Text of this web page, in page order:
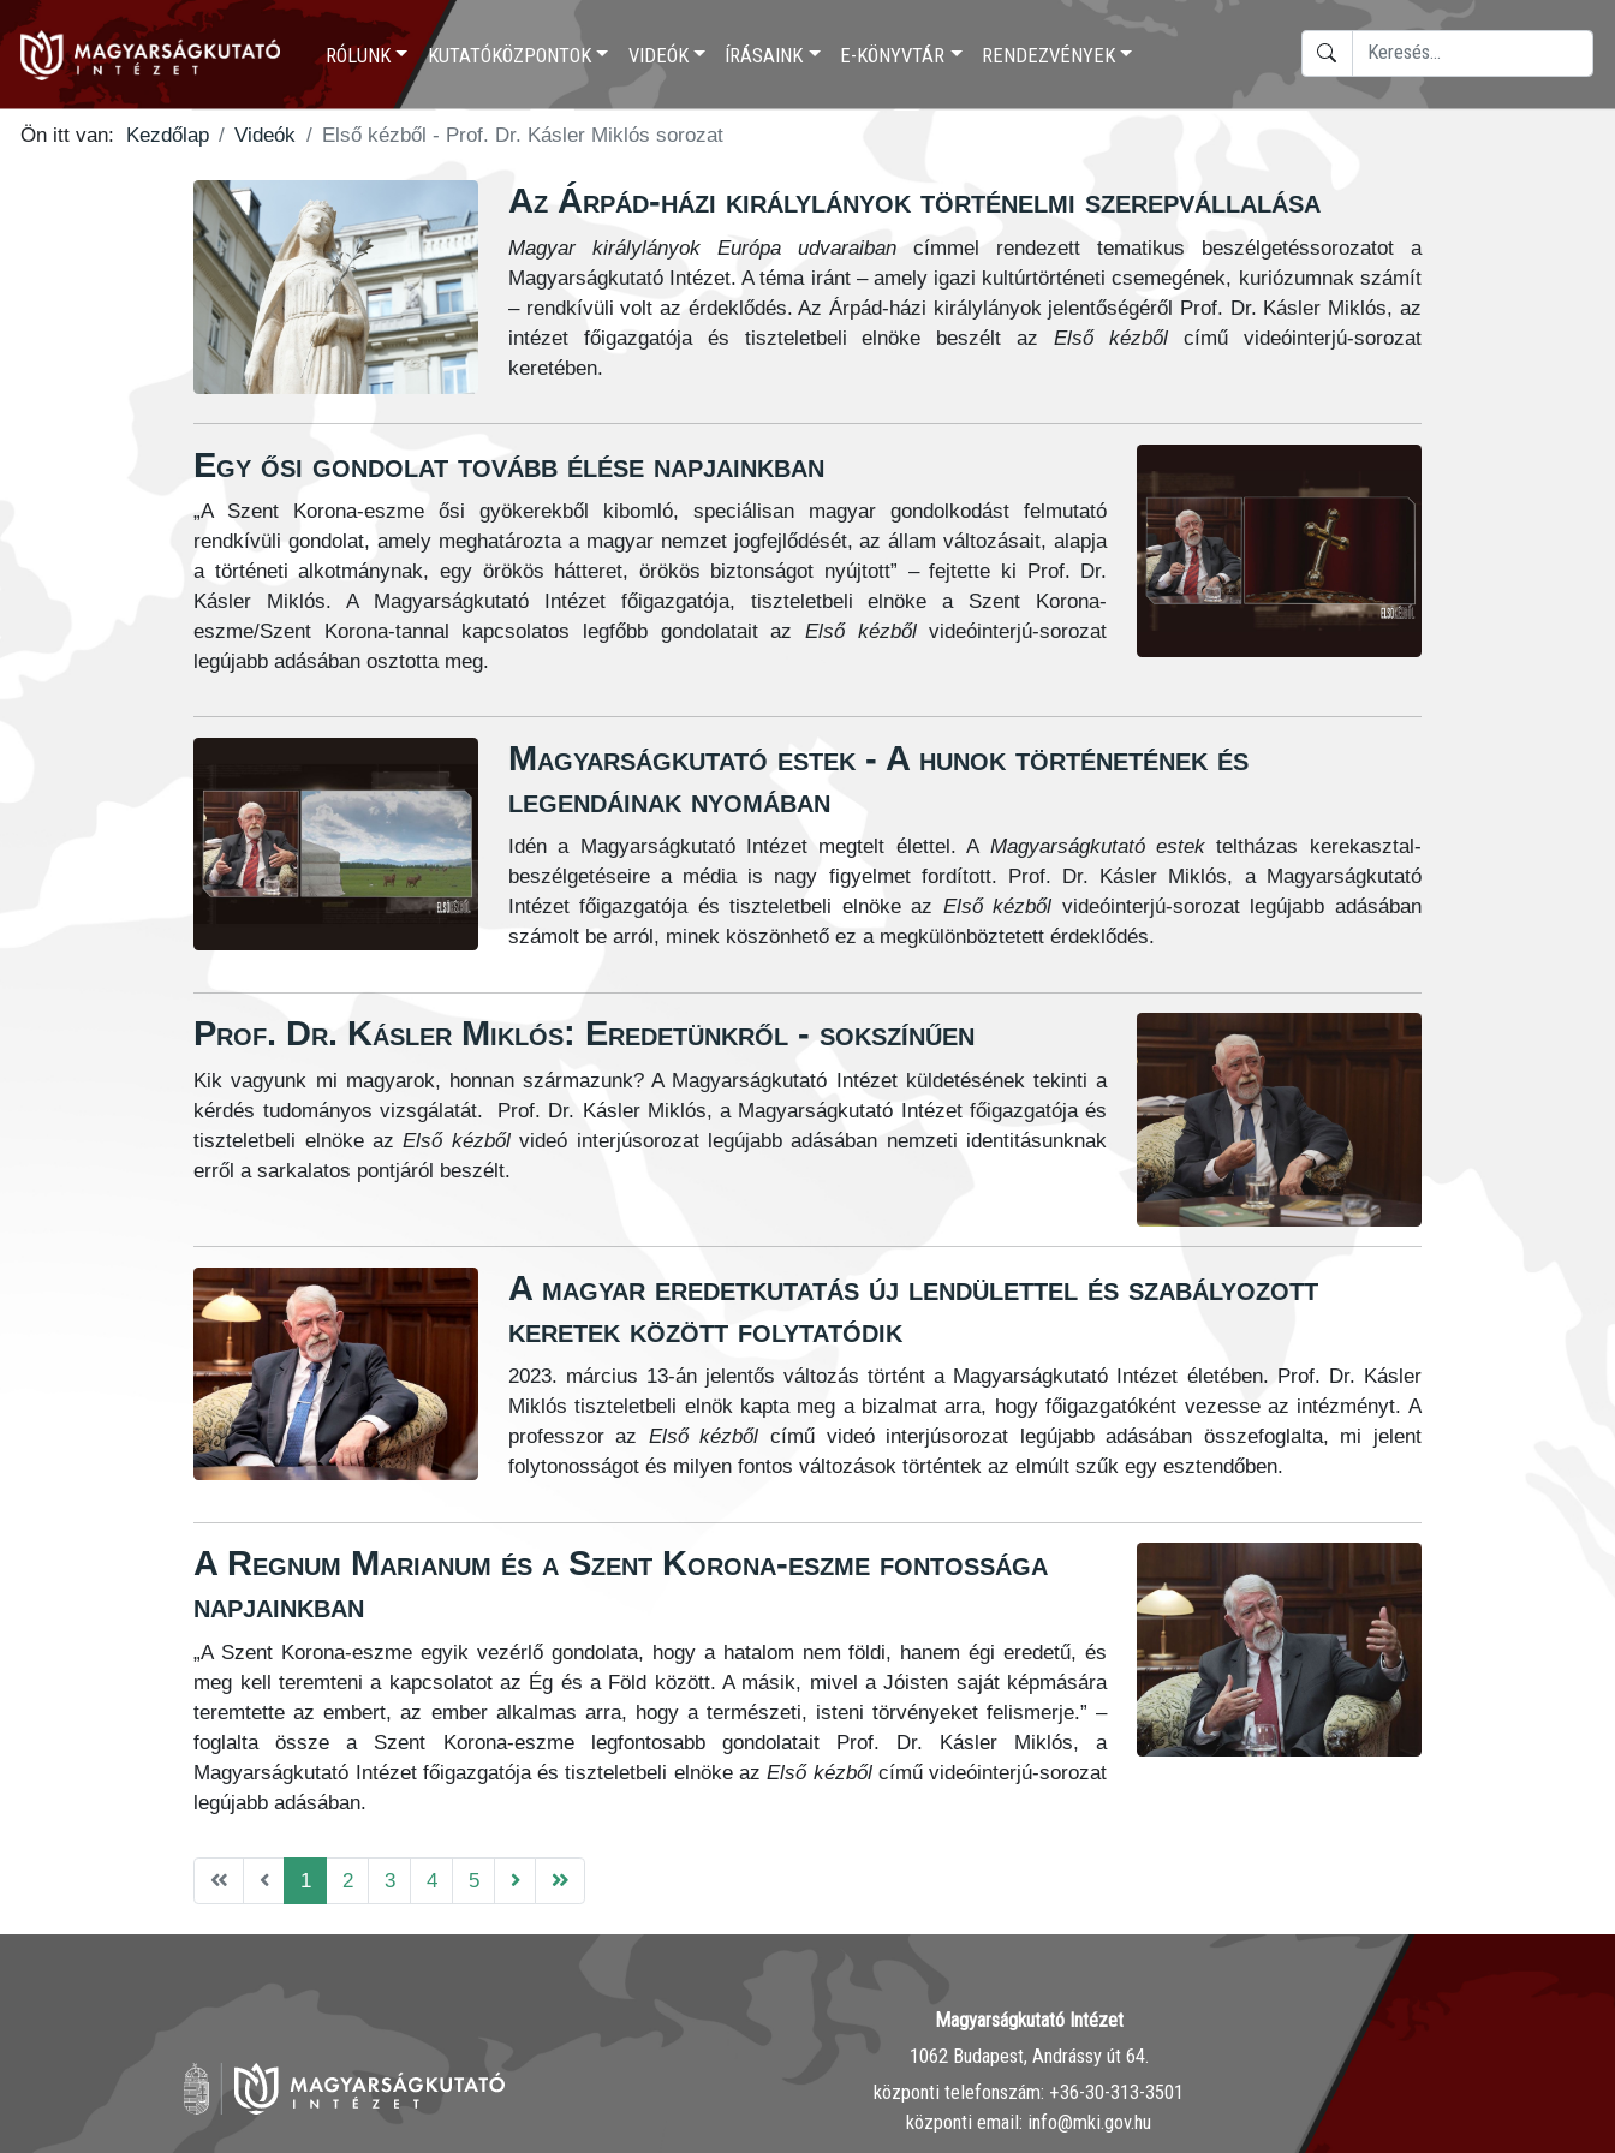
RÓLUNK KUTATÓKÖZPONTOK VIDEÓK ÍRÁSAINK E-KÖNYVTÁR RENDEZVÉNYEK KERESÉS
Ön itt van:
Kezdőlap Videók Első kézből - Prof. Dr. Kásler Miklós sorozat
Az Árpád-házi királylányok történelmi szerepvállalása
Magyar királylányok Európa udvaraibancímmel rendezett tematikus beszélgetéssorozatot a
Magyarságkutató Intézet. A téma iránt – amely igazi kultúrtörténeti csemegének, kuriózumnak számít
– rendkívüli volt az érdeklődés. Az Árpád-házi királylányok jelentőségéről Prof. Dr. Kásler Miklós, az
intézet főigazgatója és tiszteletbeli elnöke beszélt azElső kézből című videóinterjú-sorozat
keretében.
Egy ősi gondolat tovább élése napjainkban
„A Szent Korona-eszme ősi gyökerekből kibomló, speciálisan magyar gondolkodást felmutató
rendkívüli gondolat, amely meghatározta a magyar nemzet jogfejlődését, az állam változásait, alapja
a történeti alkotmánynak, egy örökös hátteret, örökös biztonságot nyújtott” – fejtette ki Prof. Dr.
Kásler Miklós. A Magyarságkutató Intézet főigazgatója, tiszteletbeli elnöke a Szent Korona-
eszme/Szent Korona-tannal kapcsolatos legfőbb gondolatait az Első kézbőlvideóinterjú-sorozat
legújabb adásában osztotta meg.
Magyarságkutató estek - A hunok történetének és
legendáinak nyomában
Idén a Magyarságkutató Intézet megtelt élettel. A Magyarságkutató estekteltházas kerekasztal-
beszélgetéseire a média is nagy figyelmet fordított. Prof. Dr. Kásler Miklós, a Magyarságkutató
Intézet főigazgatója és tiszteletbeli elnöke az Első kézből videóinterjú-sorozat legújabb adásában
számolt be arról, minek köszönhető ez a megkülönböztetett érdeklődés.
Prof. Dr. Kásler Miklós: Eredetünkről - sokszínűen
Kik vagyunk mi magyarok, honnan származunk? A Magyarságkutató Intézet küldetésének tekinti a
kérdés tudományos vizsgálatát. Prof. Dr. Kásler Miklós, a Magyarságkutató Intézet főigazgatója és
tiszteletbeli elnöke azElső kézbőlvideó interjúsorozat legújabb adásában nemzeti identitásunknak
erről a sarkalatos pontjáról beszélt.
A magyar eredetkutatás új lendülettel és szabályozott
keretek között folytatódik
2023. március 13-án jelentős változás történt a Magyarságkutató Intézet életében. Prof. Dr. Kásler
Miklós tiszteletbeli elnök kapta meg a bizalmat arra, hogy főigazgatóként vezesse az intézményt. A
professzor az Első kézből című videó interjúsorozat legújabb adásában összefoglalta, mi jelent
folytonosságot és milyen fontos változások történtek az elmúlt szűk egy esztendőben.
A Regnum Marianum és a Szent Korona-eszme fontossága
napjainkban
„A Szent Korona-eszme egyik vezérlő gondolata, hogy a hatalom nem földi, hanem égi eredetű, és
meg kell teremteni a kapcsolatot az Ég és a Föld között. A másik, mivel a Jóisten saját képmására
teremtette az embert, az ember alkalmas arra, hogy a természeti, isteni törvényeket felismerje.” –
foglalta össze a Szent Korona-eszme legfontosabb gondolatait Prof. Dr. Kásler Miklós, a
Magyarságkutató Intézet főigazgatója és tiszteletbeli elnöke azElső kézbőlcímű videóinterjú-sorozat
legújabb adásában.
1 2 3 4 5
Magyarságkutató Intézet
1062 Budapest, Andrássy út 64.
központi telefonszám: ‭+36-30-313-3501
központi email: info@mki.gov.hu